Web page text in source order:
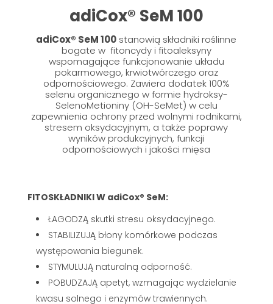
adiCox® SeM 100
adiCox® SeM 100 stanowią składniki roślinne
bogate w fitoncydy i fitoaleksyny
wspomagające funkcjonowanie układu
pokarmowego, krwiotwórczego oraz
odpornościowego. Zawiera dodatek 100%
selenu organicznego w formie hydroksy-
SelenoMetioniny (OH-SeMet) w celu
zapewnienia ochrony przed wolnymi rodnikami,
stresem oksydacyjnym, a także poprawy
wyników produkcyjnych, funkcji
odpornościowych i jakości mięsa
FITOSKŁADNIKI W adiCox® SeM:
ŁAGODZĄ skutki stresu oksydacyjnego.
STABILIZUJĄ błony komórkowe podczas
występowania biegunek.
STYMULUJĄ naturalną odporność.
POBUDZAJĄ apetyt, wzmagając wydzielanie
kwasu solnego i enzymów trawiennych.